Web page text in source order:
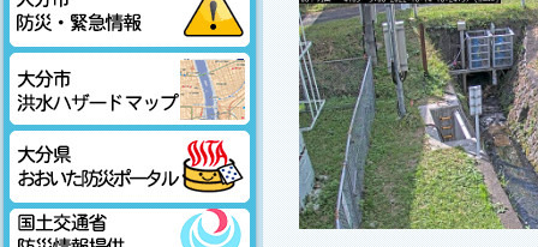
大分市防災・緊急情報
大分市洪水ハザードマップ
大分県おおいた防災ポータル